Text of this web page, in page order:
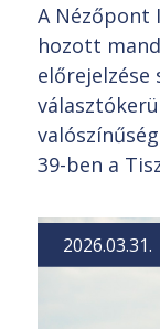
A Nézőpont
hozott
előrejelzése
39-ben a
2026.03.31.